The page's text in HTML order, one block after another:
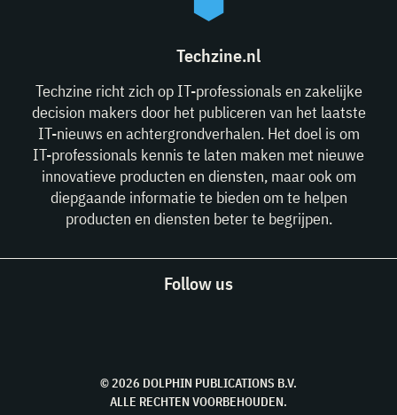
Techzine.nl
Techzine richt zich op IT-professionals en zakelijke
decision makers door het publiceren van het laatste
IT-nieuws en achtergrondverhalen. Het doel is om
IT-professionals kennis te laten maken met nieuwe
innovatieve producten en diensten, maar ook om
diepgaande informatie te bieden om te helpen
producten en diensten beter te begrijpen.
Follow us
© 2026 DOLPHIN PUBLICATIONS B.V.
ALLE RECHTEN VOORBEHOUDEN.